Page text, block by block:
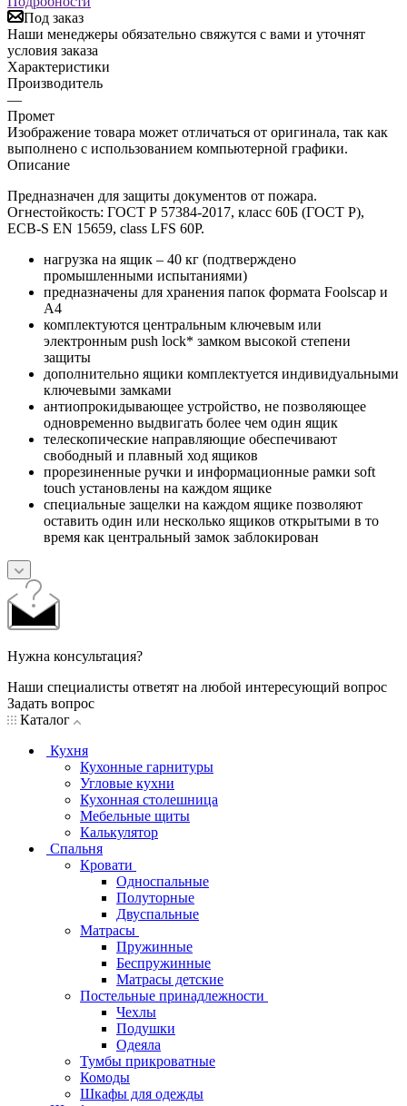
Под заказ
Наши менеджеры обязательно свяжутся с вами и уточнят
условия заказа
Характеристики
Производитель
—
Промет
Изображение товара может отличаться от оригинала, так как
выполнено с использованием компьютерной графики.
Описание
Предназначен для защиты документов от пожара.
Огнестойкость: ГОСТ Р 57384-2017, класс 60Б (ГОСТ Р),
ECB-S EN 15659, class LFS 60P.
нагрузка на ящик – 40 кг (подтверждено
промышленными испытаниями)
предназначены для хранения папок формата Foolscap и
A4
комплектуются центральным ключевым или
электронным push lock* замком высокой степени
защиты
дополнительно ящики комплектуется индивидуальными
ключевыми замками
антиопрокидывающее устройство, не позволяющее
одновременно выдвигать более чем один ящик
телескопические направляющие обеспечивают
свободный и плавный ход ящиков
прорезиненные ручки и информационные рамки soft
touch установлены на каждом ящике
специальные защелки на каждом ящике позволяют
оставить один или несколько ящиков открытыми в то
время как центральный замок заблокирован
Нужна консультация?
Наши специалисты ответят на любой интересующий вопрос
Задать вопрос
Каталог
Кухня
Кухонные гарнитуры
Угловые кухни
Кухонная столешница
Мебельные щиты
Калькулятор
Спальня
Кровати
Односпальные
Полуторные
Двуспальные
Матрасы
Пружинные
Беспружинные
Матрасы детские
Постельные принадлежности
Чехлы
Подушки
Одеяла
Тумбы прикроватные
Комоды
Шкафы для одежды